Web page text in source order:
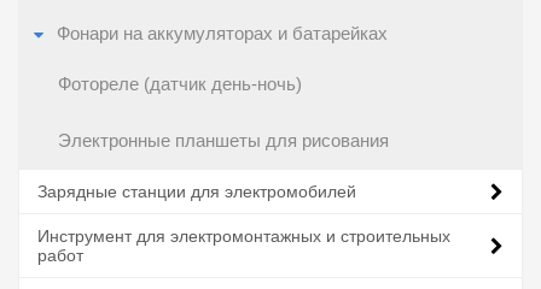
Фонари на аккумуляторах и батарейках
Фотореле (датчик день-ночь)
Электронные планшеты для рисования
Зарядные станции для электромобилей
Инструмент для электромонтажных и строительных
работ